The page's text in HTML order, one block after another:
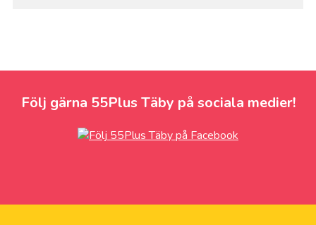
Följ gärna 55Plus Täby på sociala medier!